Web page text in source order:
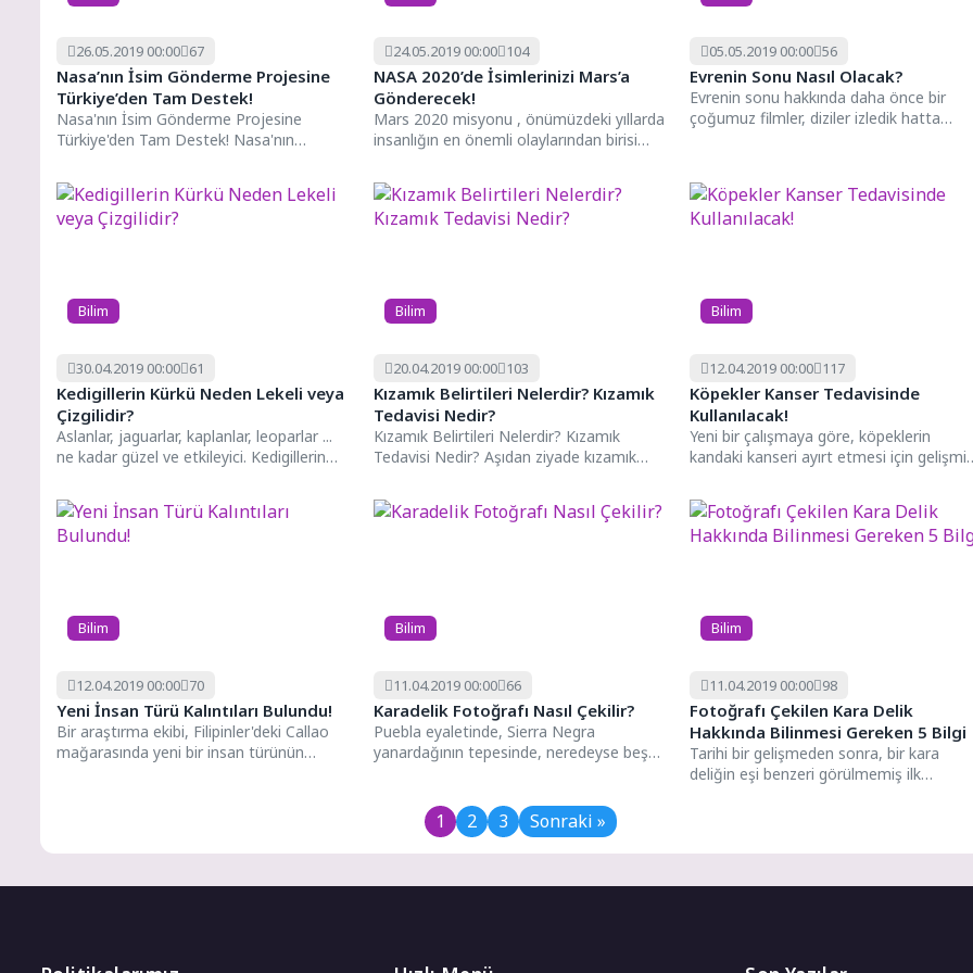
26.05.2019 00:00 67
Nasa’nın İsim Gönderme Projesine
Türkiye’den Tam Destek!
Nasa'nın İsim Gönderme Projesine
Türkiye'den Tam Destek! Nasa'nın
Nasa'nın dikkatini...
24.05.2019 00:00 104
NASA 2020’de İsimlerinizi Mars’a
Gönderecek!
Mars 2020 misyonu , önümüzdeki yıllarda
insanlığın en önemli olaylarından birisi
05.05.2019 00:00 56
Evrenin Sonu Nasıl Olacak?
Evrenin sonu hakkında daha önce bir
çoğumuz filmler, diziler izledik hatta
Bilim
30.04.2019 00:00 61
Kedigillerin Kürkü Neden Lekeli veya
Çizgilidir?
Aslanlar, jaguarlar, kaplanlar, leoparlar ...
ne kadar güzel ve etkileyici. Kedigillerin
Bilim
20.04.2019 00:00 103
Kızamık Belirtileri Nelerdir? Kızamık
Tedavisi Nedir?
Kızamık Belirtileri Nelerdir? Kızamık
Tedavisi Nedir? Aşıdan ziyade kızamık
vardır. Son...
Bilim
12.04.2019 00:00 117
Köpekler Kanser Tedavisinde
Kullanılacak!
Yeni bir çalışmaya göre, köpeklerin
kandaki kanseri ayırt etmesi için
Bilim
12.04.2019 00:00 70
Yeni İnsan Türü Kalıntıları Bulundu!
Bir araştırma ekibi, Filipinler'deki Callao
mağarasında yeni bir insan türünün
Bilim
11.04.2019 00:00 66
Karadelik Fotoğrafı Nasıl Çekilir?
Puebla eyaletinde, Sierra Negra
yanardağının tepesinde, neredeyse beş
Bilim
11.04.2019 00:00 98
Fotoğrafı Çekilen Kara Delik
Hakkında Bilinmesi Gereken 5 Bilgi
Tarihi bir gelişmeden sonra, bir kara
deliğin eşi benzeri görülmemiş ilk
1 2 3 Sonraki »